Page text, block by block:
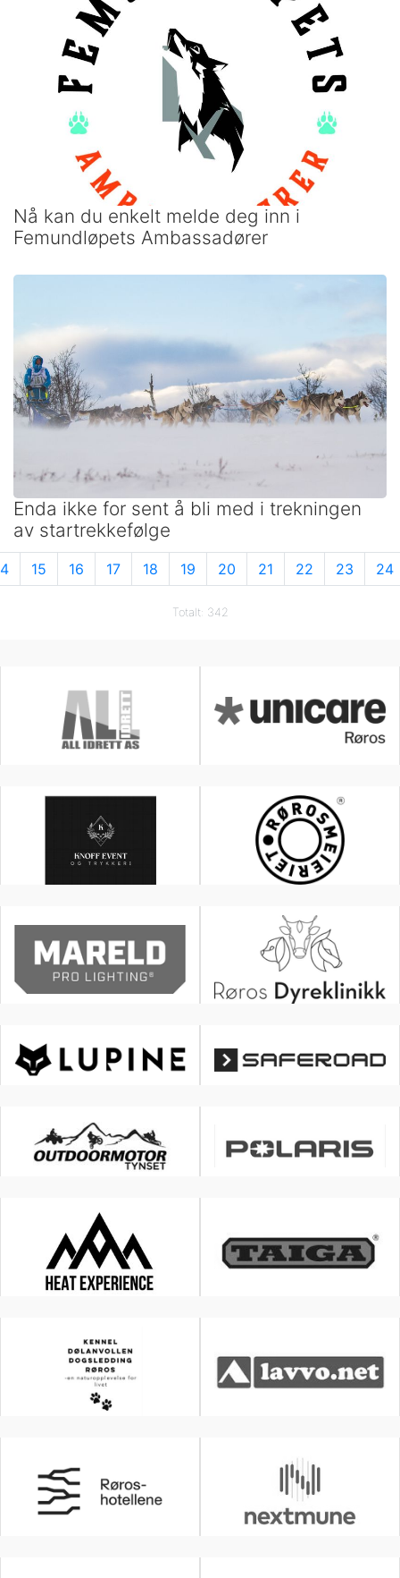
Nå kan du enkelt melde deg inn i
Femundløpets Ambassadører
Enda ikke for sent å bli med i trekningen
av startrekkefølge
15 16 17 18 19 20 21 22 23 24
Totalt: 342